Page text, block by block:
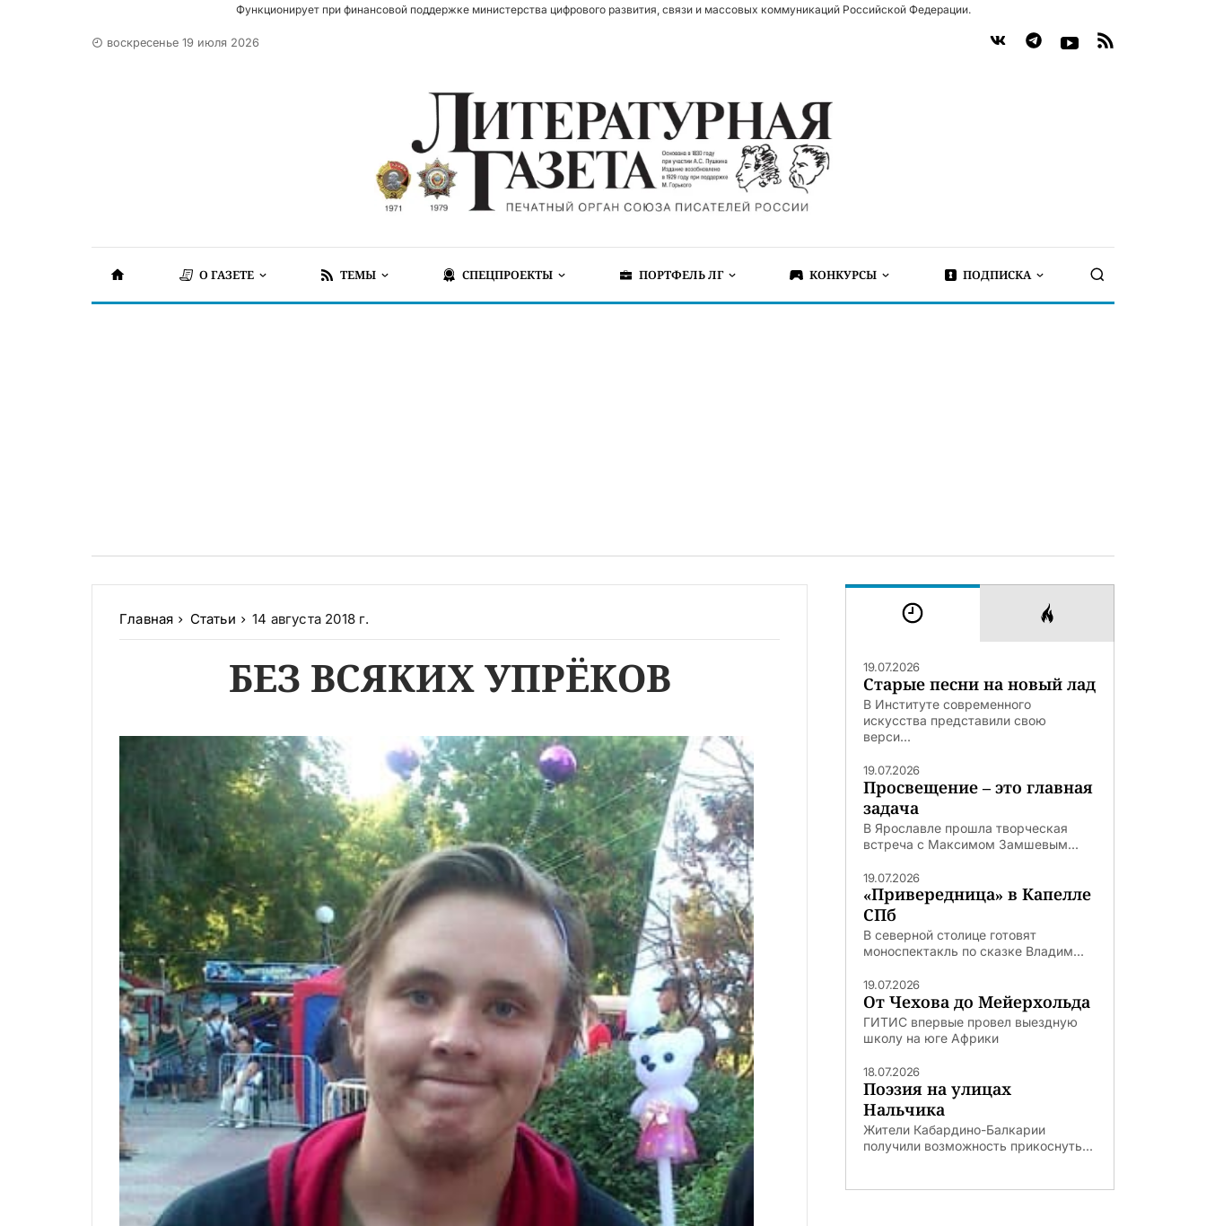
Функционирует при финансовой поддержке министерства цифрового развития, связи и массовых коммуникаций Российской Федерации.
воскресенье 19 июля 2026
О ГАЗЕТЕ ТЕМЫ СПЕЦПРОЕКТЫ ПОРТФЕЛЬ ЛГ КОНКУРСЫ ПОДПИСКА
Главная Статьи 14 августа 2018 г.
БЕЗ ВСЯКИХ УПРЁКОВ 19.07.2026
Старые песни на новый лад
В Институте современного
искусства представили свою
верси...
19.07.2026
Просвещение – это главная
задача
В Ярославле прошла творческая
встреча с Максимом Замшевым...
19.07.2026
«Привередница» в Капелле
СПб
В северной столице готовят
моноспектакль по сказке Владим...
19.07.2026
От Чехова до Мейерхольда
ГИТИС впервые провел выездную
школу на юге Африки
18.07.2026
Поэзия на улицах
Нальчика
Жители Кабардино-Балкарии
получили возможность прикоснуть...